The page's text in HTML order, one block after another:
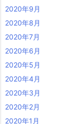
2020年9月
2020年8月
2020年7月
2020年6月
2020年5月
2020年4月
2020年3月
2020年2月
2020年1月